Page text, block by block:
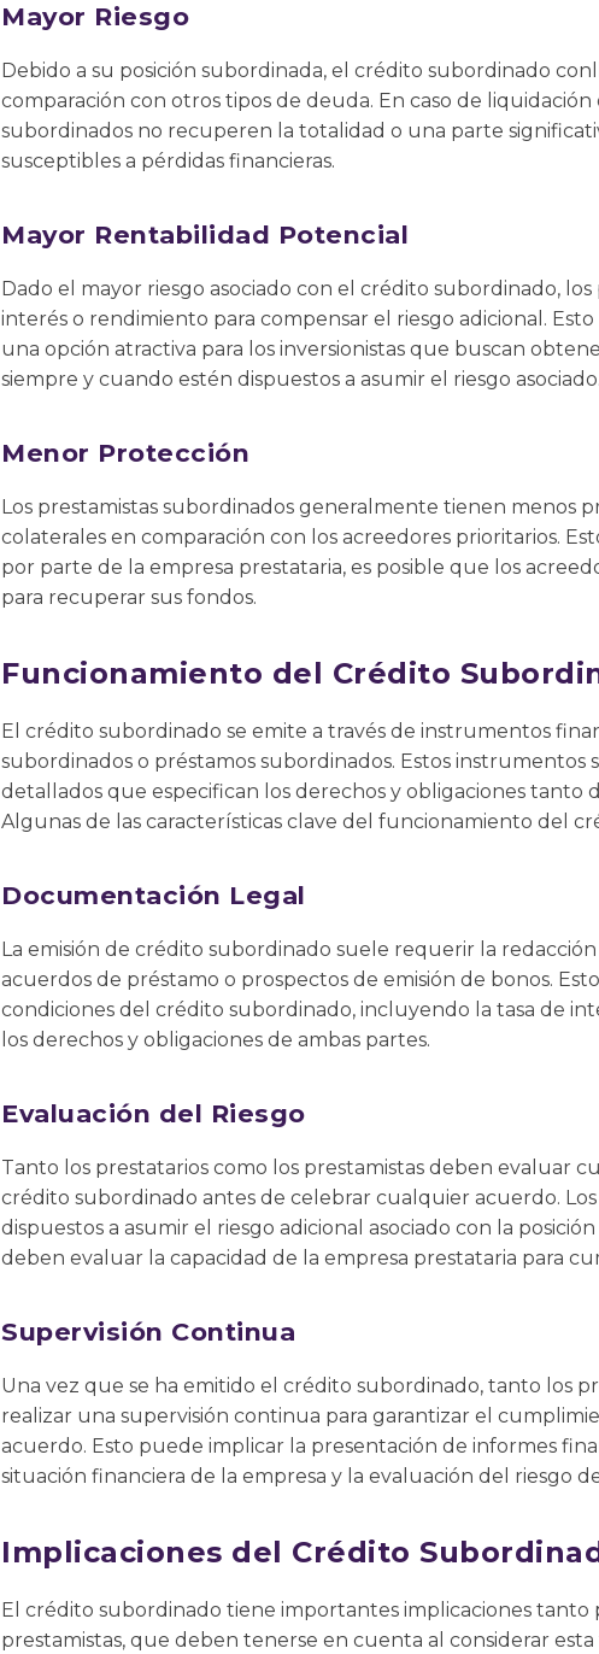
Mayor Riesgo
Debido a su posición subordinada, el crédito subordinado
comparación con otros tipos de deuda. En caso de
subordinados no recuperen la totalidad o una parte
susceptibles a pérdidas financieras.
Mayor Rentabilidad Potencial
Dado el mayor riesgo asociado con el crédito subordinado,
interés o rendimiento para compensar el riesgo adicional.
una opción atractiva para los inversionistas que buscan
siempre y cuando estén dispuestos a asumir el riesgo asociado.
Menor Protección
Los prestamistas subordinados generalmente tienen menos
colaterales en comparación con los acreedores prioritarios.
por parte de la empresa prestataria, es posible que los
para recuperar sus fondos.
Funcionamiento del Crédito
El crédito subordinado se emite a través de instrumentos
subordinados o préstamos subordinados. Estos
detallados que especifican los derechos y obligaciones tanto
Algunas de las características clave del funcionamiento del
Documentación Legal
La emisión de crédito subordinado suele requerir la
acuerdos de préstamo o prospectos de emisión de bonos.
condiciones del crédito subordinado, incluyendo la tasa de
los derechos y obligaciones de ambas partes.
Evaluación del Riesgo
Tanto los prestatarios como los prestamistas deben evaluar
crédito subordinado antes de celebrar cualquier acuerdo.
dispuestos a asumir el riesgo adicional asociado con la
deben evaluar la capacidad de la empresa prestataria para
Supervisión Continua
Una vez que se ha emitido el crédito subordinado, tanto los
realizar una supervisión continua para garantizar el
acuerdo. Esto puede implicar la presentación de informes
situación financiera de la empresa y la evaluación del riesgo
Implicaciones del Crédito
El crédito subordinado tiene importantes implicaciones tanto
prestamistas, que deben tenerse en cuenta al considerar